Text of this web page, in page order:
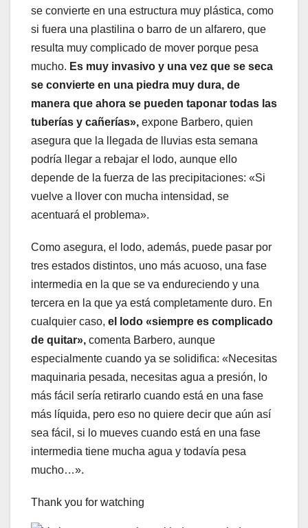
se convierte en una estructura muy plástica, como
si fuera una plastilina o barro de un alfarero, que
resulta muy complicado de mover porque pesa
mucho. Es muy invasivo y una vez que se seca
se convierte en una piedra muy dura, de
manera que ahora se pueden taponar todas las
tuberías y cañerías», expone Barbero, quien
asegura que la llegada de lluvias esta semana
podría llegar a rebajar el lodo, aunque ello
depende de la fuerza de las precipitaciones: «Si
vuelve a llover con mucha intensidad, se
acentuará el problema».
Como asegura, el lodo, además, puede pasar por
tres estados distintos, uno más acuoso, una fase
intermedia en la que se va endureciendo y una
tercera en la que ya está completamente duro. En
cualquier caso, el lodo «siempre es complicado
de quitar», comenta Barbero, aunque
especialmente cuando ya se solidifica: «Necesitas
maquinaria pesada, necesitas agua a presión, lo
más fácil sería retirarlo cuando está en una fase
más líquida, pero eso no quiere decir que aún así
sea fácil, si lo mueves cuando está en una fase
intermedia tiene mucha agua y todavía pesa
mucho…».
Thank you for watching